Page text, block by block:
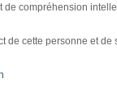
compréhension
de cette personne et